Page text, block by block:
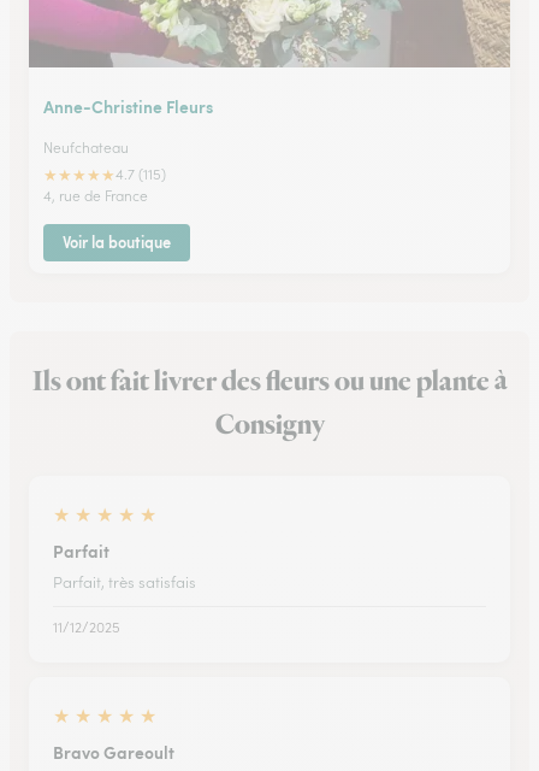
Anne-Christine Fleurs
Neufchateau
★★★★★4.7 (115)
4, rue de France
Voir la boutique
Ils ont fait livrer des fleurs ou une plante à
Consigny
★ ★ ★ ★ ★
Parfait
Parfait, très satisfais
11/12/2025
★ ★ ★ ★ ★
Bravo Gareoult